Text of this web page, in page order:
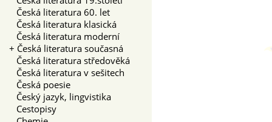
Česká literatura 60. let
Česká literatura klasická
Česká literatura moderní
+ Česká literatura současná
Česká literatura středověká
Česká literatura v sešitech
Česká poesie
Český jazyk, lingvistika
Cestopisy